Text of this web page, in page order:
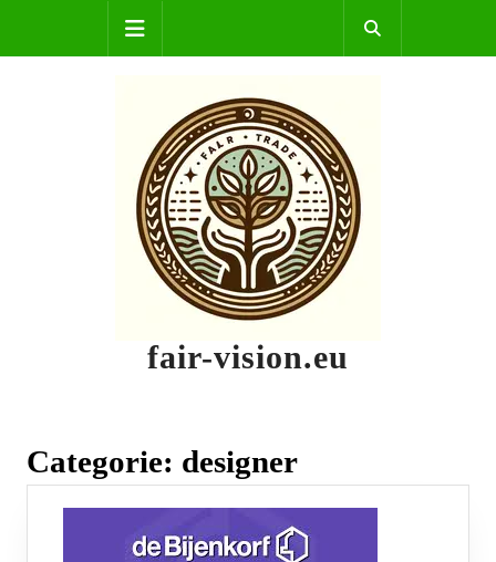
content
fair-vision.eu
Categorie: designer